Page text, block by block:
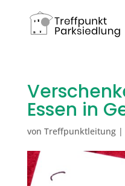
Essen in
von Treffpunktleitung|